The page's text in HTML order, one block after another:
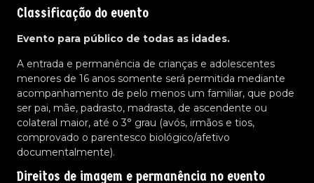
Classificação do evento
Evento para público de todas as idades.
A entrada e permanência de crianças e adolescentes
menores de 16 anos somente será permitida mediante
acompanhamento de pelo menos um familiar, que pode
ser pai, mãe, padrasto, madrasta, de ascendente ou
colateral maior, até o 3° grau (avós, irmãos e tios,
comprovado o parentesco biológico/afetivo
documentalmente).
Direitos de imagem e permanência no evento